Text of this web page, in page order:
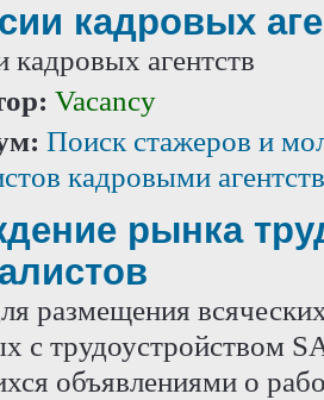
кадровых
кадровых агентств
Vacancy
Поиск стажеров и
кадровыми
рынка
размещения
с трудоустройством
объявлениями о